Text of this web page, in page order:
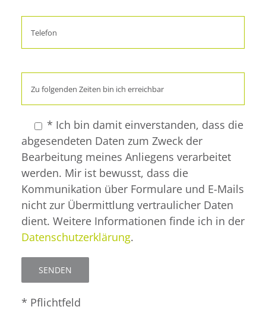
* Ich bin damit einverstanden, dass die
abgesendeten Daten zum Zweck der
Bearbeitung meines Anliegens verarbeitet
werden. Mir ist bewusst, dass die
Kommunikation über Formulare und E-Mails
nicht zur Übermittlung vertraulicher Daten
dient. Weitere Informationen finde ich in der
Datenschutzerklärung.
* Pflichtfeld